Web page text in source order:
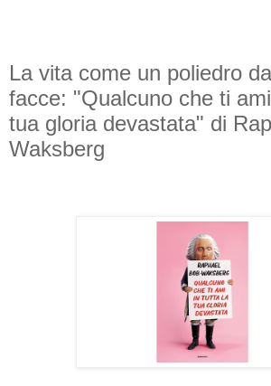
La vita come un poliedro
facce: "Qualcuno che ti
tua gloria devastata" di
Waksberg